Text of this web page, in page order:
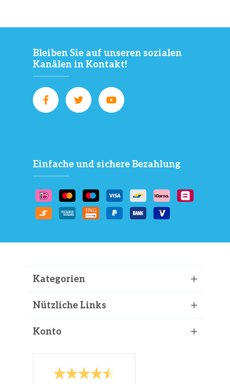
Bleiben Sie auf unseren sozialen
Kanälen in Kontakt!
Einfache und sichere Bezahlung
Kategorien
Nützliche Links
Konto